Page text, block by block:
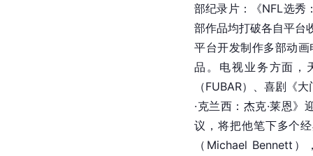
部纪录片：《NFL选秀
部作品均打破各自平台
平台开发制作多部动
品。电视业务方面，
（FUBAR）、喜剧《
·克兰西：杰克·莱恩
议，将把他笔下多个
（Michael Bennett